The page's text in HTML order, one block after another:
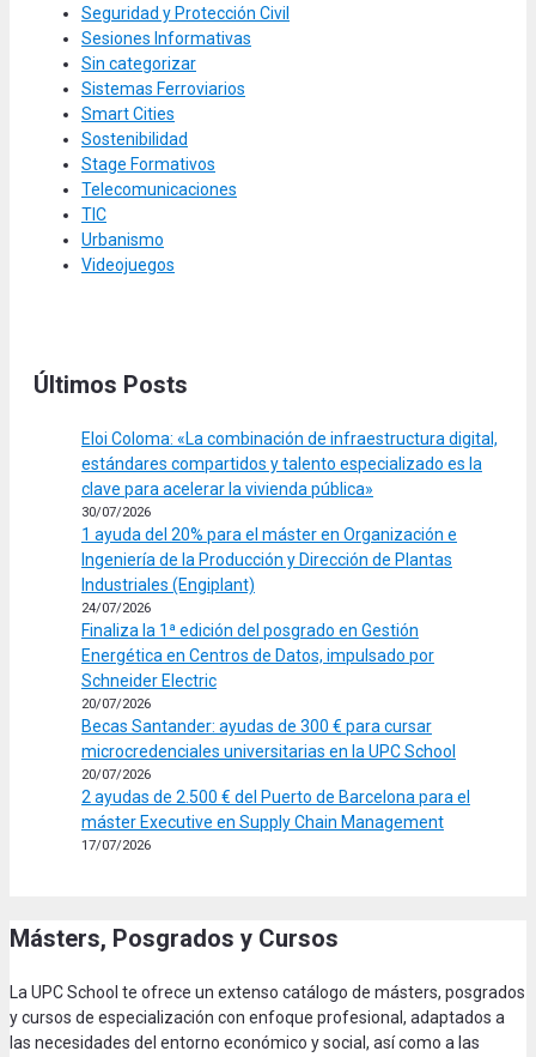
Seguridad y Protección Civil
Sesiones Informativas
Sin categorizar
Sistemas Ferroviarios
Smart Cities
Sostenibilidad
Stage Formativos
Telecomunicaciones
TIC
Urbanismo
Videojuegos
Últimos Posts
Eloi Coloma: «La combinación de infraestructura digital,
estándares compartidos y talento especializado es la
clave para acelerar la vivienda pública»
30/07/2026
1 ayuda del 20% para el máster en Organización e
Ingeniería de la Producción y Dirección de Plantas
Industriales (Engiplant)
24/07/2026
Finaliza la 1ª edición del posgrado en Gestión
Energética en Centros de Datos, impulsado por
Schneider Electric
20/07/2026
Becas Santander: ayudas de 300 € para cursar
microcredenciales universitarias en la UPC School
20/07/2026
2 ayudas de 2.500 € del Puerto de Barcelona para el
máster Executive en Supply Chain Management
17/07/2026
Másters, Posgrados y Cursos
La UPC School te ofrece un extenso catálogo de másters, posgrados
y cursos de especialización con enfoque profesional, adaptados a
las necesidades del entorno económico y social, así como a las